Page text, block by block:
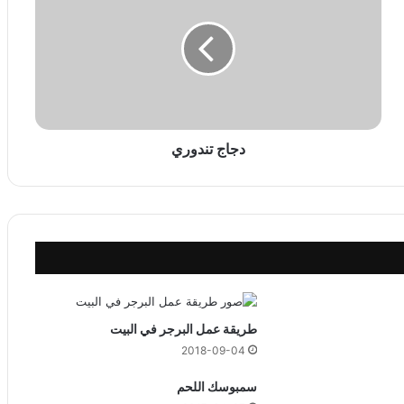
ر
دجاج تندوري
طريقة عمل البرجر في البيت
2018-09-04
سمبوسك اللحم